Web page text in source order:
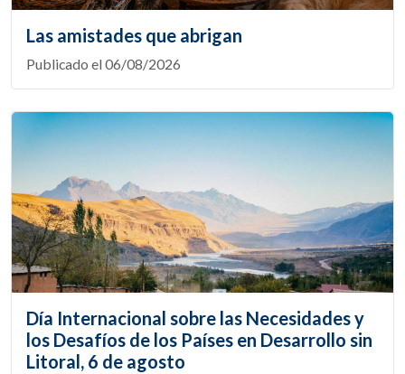
Las amistades que abrigan
Publicado el 06/08/2026
Día Internacional sobre las Necesidades y
los Desafíos de los Países en Desarrollo sin
Litoral, 6 de agosto